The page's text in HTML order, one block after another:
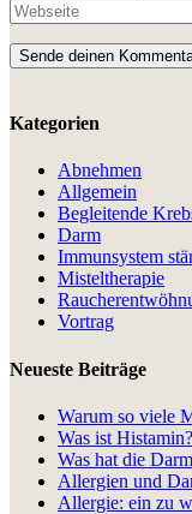
Kategorien
Abnehmen
Allgemein
Begleitende
Darm
Immunsystem
Misteltherapie
Vortrag
Neueste Beiträge
Warum so viele
Was ist
Was hat die
Allergien und
Allergie: ein zu